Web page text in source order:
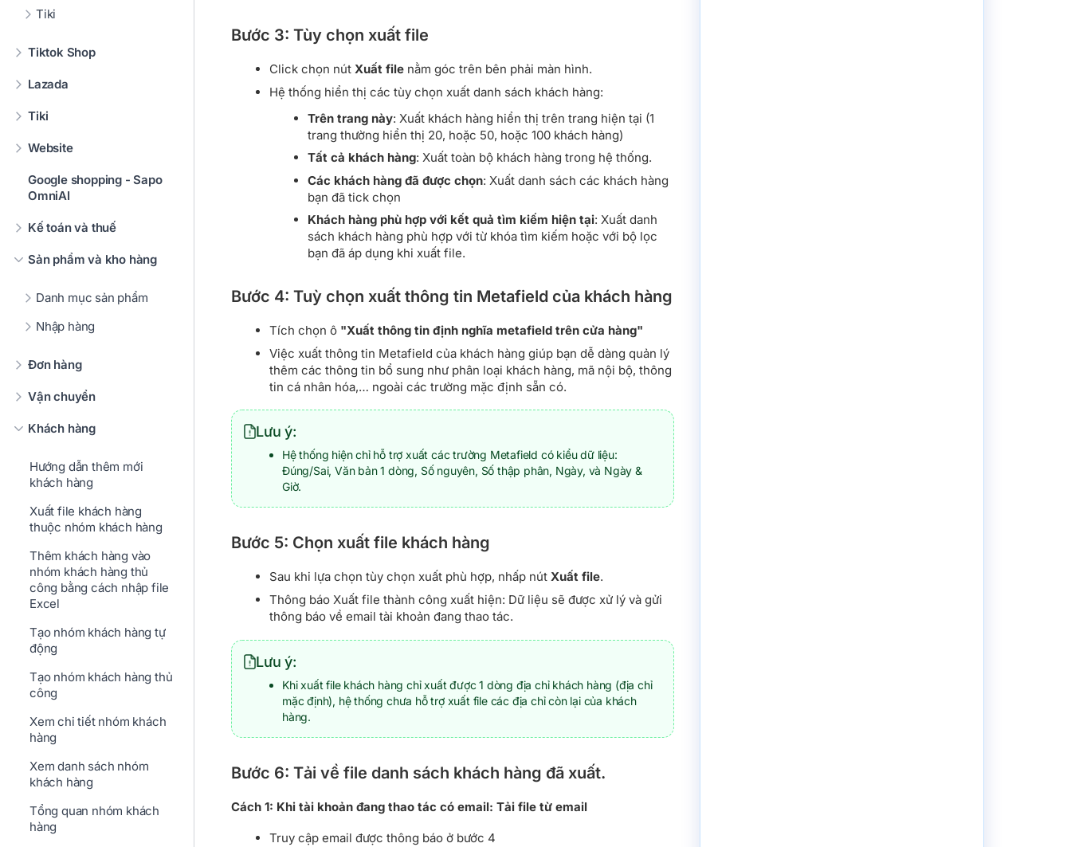
Tiki
Tiktok Shop
Lazada
Tiki
Website
Google shopping - Sapo
OmniAI
Kế toán và thuế
Sản phẩm và kho hàng
Danh mục sản phẩm
Nhập hàng
Đơn hàng
Vận chuyển
Khách hàng
Hướng dẫn thêm mới
khách hàng
Xuất file khách hàng
thuộc nhóm khách hàng
Thêm khách hàng vào
nhóm khách hàng thủ
công bằng cách nhập file
Excel
Tạo nhóm khách hàng tự
động
Tạo nhóm khách hàng thủ
công
Xem chi tiết nhóm khách
hàng
Xem danh sách nhóm
khách hàng
Tổng quan nhóm khách
hàng
Bước 3: Tùy chọn xuất file
Click chọn nút Xuất file nằm góc trên bên phải màn hình.
Hệ thống hiển thị các tùy chọn xuất danh sách khách hàng:
Trên trang này: Xuất khách hàng hiển thị trên trang hiện tại (1
trang thường hiển thị 20, hoặc 50, hoặc 100 khách hàng)
Tất cả khách hàng: Xuất toàn bộ khách hàng trong hệ thống.
Các khách hàng đã được chọn: Xuất danh sách các khách hàng
bạn đã tick chọn
Khách hàng phù hợp với kết quả tìm kiếm hiện tại: Xuất danh
sách khách hàng phù hợp với từ khóa tìm kiếm hoặc với bộ lọc
bạn đã áp dụng khi xuất file.
Bước 4: Tuỳ chọn xuất thông tin Metafield của khách hàng
Tích chọn ô "Xuất thông tin định nghĩa metafield trên cửa hàng"
Việc xuất thông tin Metafield của khách hàng giúp bạn dễ dàng quản lý
thêm các thông tin bổ sung như phân loại khách hàng, mã nội bộ, thông
tin cá nhân hóa,… ngoài các trường mặc định sẵn có.
Lưu ý:
Hệ thống hiện chỉ hỗ trợ xuất các trường Metafield có kiểu dữ liệu:
Đúng/Sai, Văn bản 1 dòng, Số nguyên, Số thập phân, Ngày, và Ngày &
Giờ.
Bước 5: Chọn xuất file khách hàng
Sau khi lựa chọn tùy chọn xuất phù hợp, nhấp nút Xuất file.
Thông báo Xuất file thành công xuất hiện: Dữ liệu sẽ được xử lý và gửi
thông báo về email tài khoản đang thao tác.
Lưu ý:
Khi xuất file khách hàng chỉ xuất được 1 dòng địa chỉ khách hàng (địa chỉ
mặc định), hệ thống chưa hỗ trợ xuất file các địa chỉ còn lại của khách
hàng.
Bước 6: Tải về file danh sách khách hàng đã xuất.
Cách 1: Khi tài khoản đang thao tác có email: Tải file từ email
Truy cập email được thông báo ở bước 4